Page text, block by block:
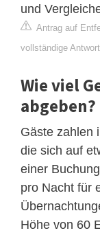
und
Antrag auf
vollständige
Wie viel
abgeben?
Gäste zahlen
die sich auf
einer
pro Nacht für
Höhe von 60